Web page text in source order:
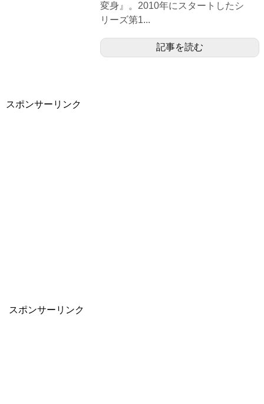
変身』。2010年にスタートしたシ
リーズ第1...
記事を読む
スポンサーリンク
スポンサーリンク